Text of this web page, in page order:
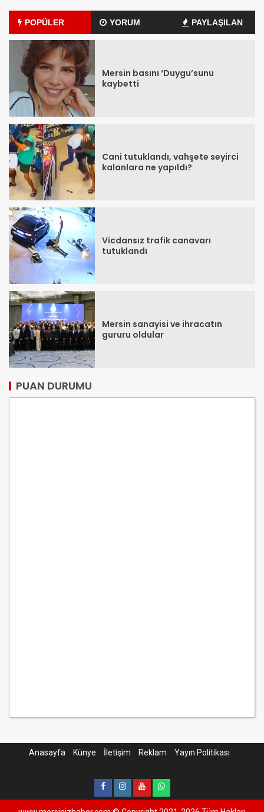
POPÜLER YORUM PAYLAŞILAN
Mersin basını ‘Duygu’sunu
kaybetti
Cani tutuklandı, vahşete seyirci
kalanlara ne yapıldı?
Vicdansız trafik canavarı
tutuklandı
Mersin sanayisi ve ihracatın
gururu oldular
PUAN DURUMU
Anasayfa Künye İletişim Reklam
Yayın Politikası